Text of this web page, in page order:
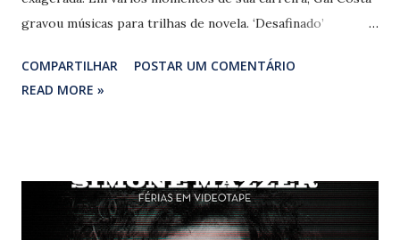
gravou músicas para trilhas de novela. ‘Desafinado’
Gabriela’ (‘Gabriela’), ‘Ruas de outono’ (‘Paraíso Tropical’),
‘Brasil’ (‘Vale Tudo’), ‘Jovens tardes de domingo’ (‘Zazá’),
discografia oficial. Se a gravadora quis pegar carona na
novela da TV Globo para promover ou não o novo álbum,
COMPARTILHAR
POSTAR UM COMENTÁRIO
READ MORE »